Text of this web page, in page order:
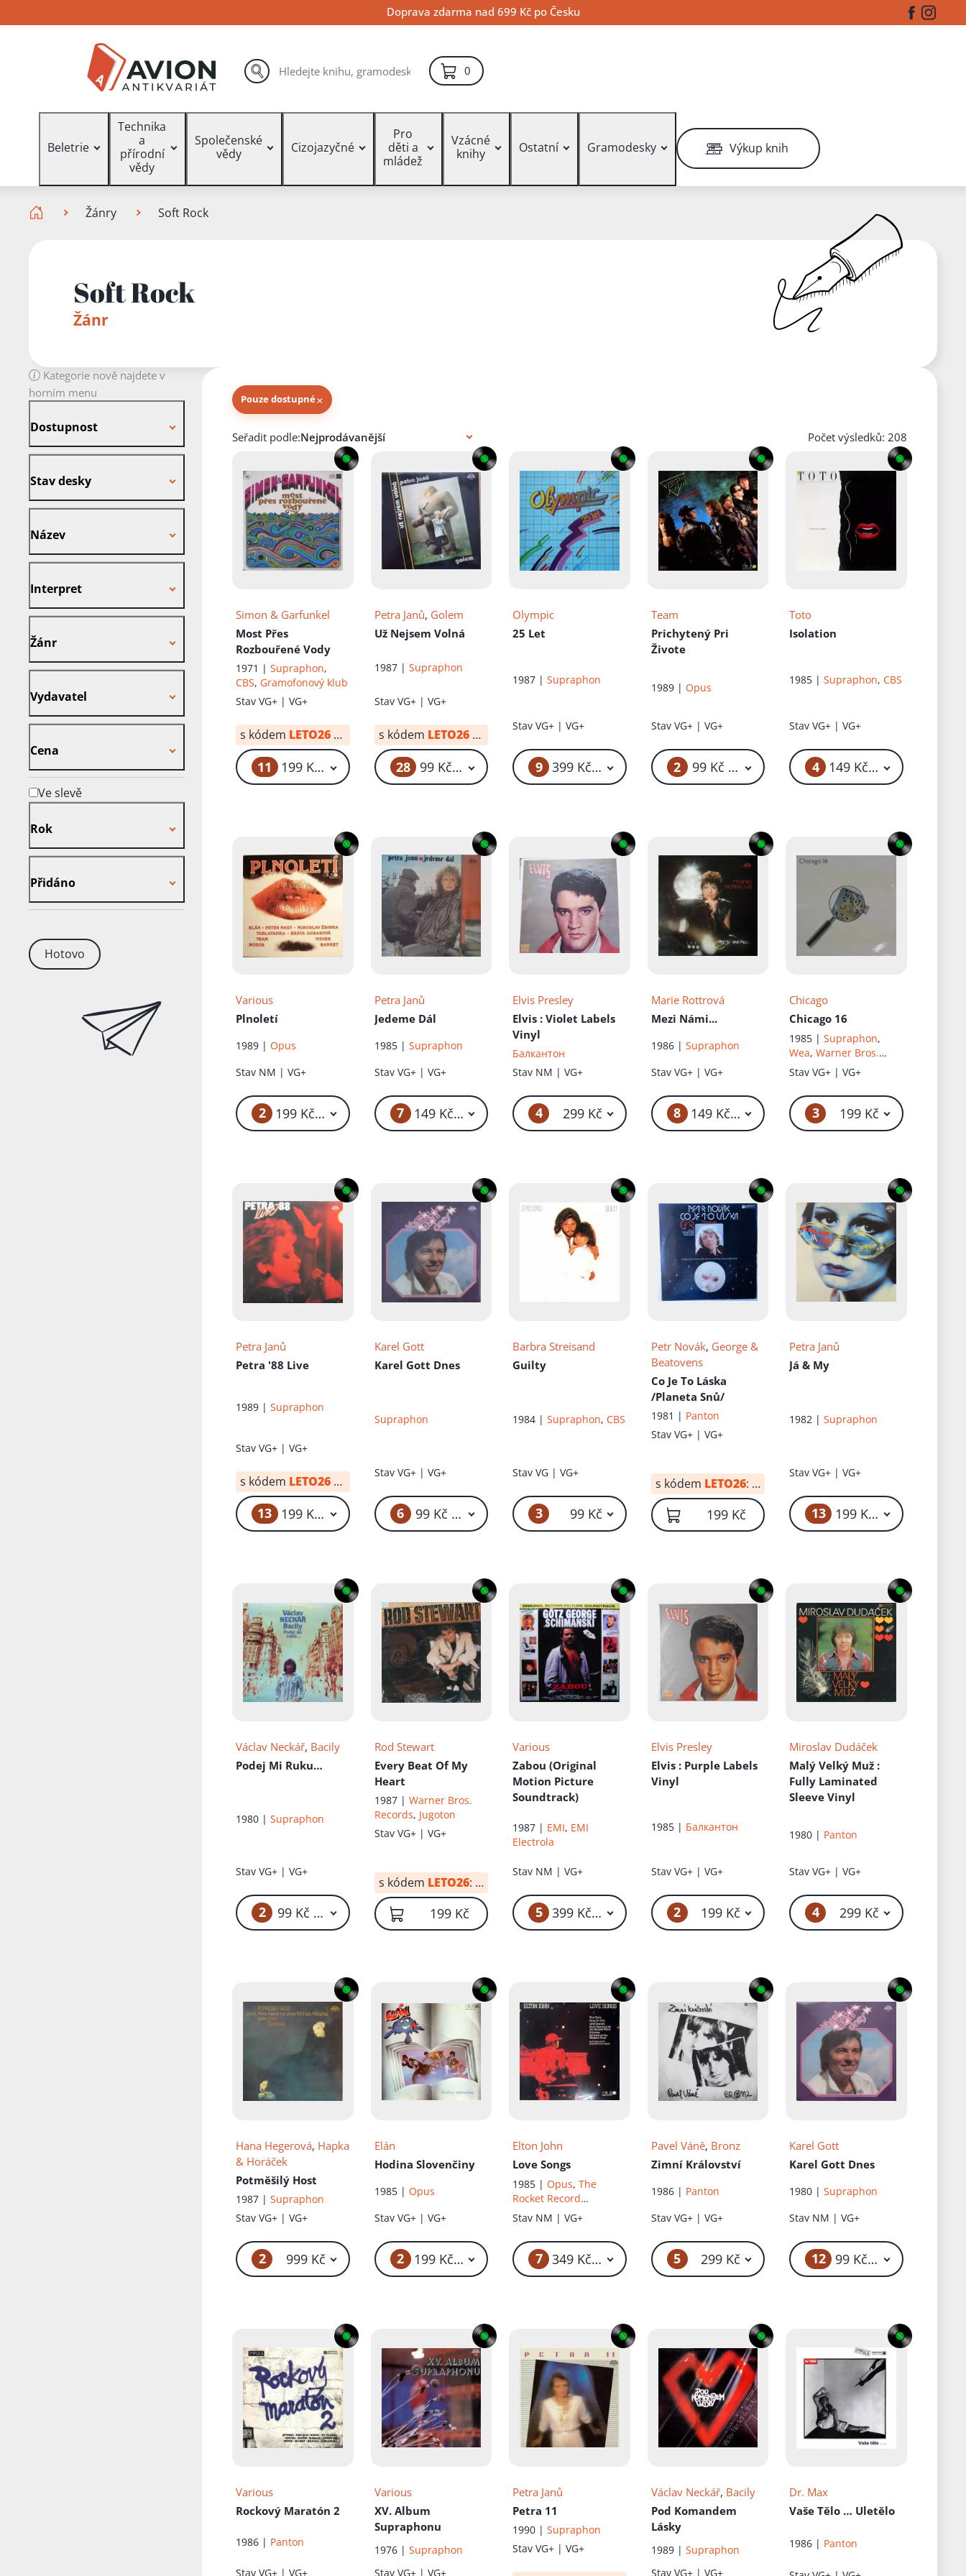
na
na
na
Doprava zdarma nad 699 Kč po Česku Facebook
Vyhledávání hledat
0položek – košík
Beletrie
Technika
a
přírodní
vědy
Společenské
vědy
Cizojazyčné
Pro
děti a
mládež
Vzácné
knihy
Ostatní Gramodesky Výkup knih
Žánry Soft Rock
Soft Rock
Žánr
Kategorie nově najdete v
horním menu
Dostupnost
Stav desky
Název
Interpret
Žánr
Vydavatel
Cena
Ve slevě
Rok
Přidáno
Hotovo
Pouze dostupné×
Knihy autora
Seřadit podle: Počet výsledků: 208
Simon & Garfunkel
Most Přes
Rozbouřené Vody
1971 |Supraphon,
CBS, Gramofonový klub
StavVG+ | VG+
s kódem LETO26 od: 149 Kč
11 199 Kč – 499 Kč
Petra Janů, Golem
Už Nejsem Volná
1987 | Supraphon
Stav VG+ | VG+
s kódem LETO26 od: 99 Kč
28 99 Kč – 399 Kč
Olympic
25 Let
1987 |Supraphon
StavVG+ | VG+
9 399 Kč – 599 Kč
Team
Prichytený Pri
Živote
1989 | Opus
Stav VG+ | VG+
2 99 Kč – 299 Kč
Toto
Isolation
1985 |Supraphon,CBS
StavVG+ | VG+
4 149 Kč – 199 Kč
Various
Plnoletí
1989 |Opus
Stav NM | VG+
2 199 Kč – 319 Kč
Petra Janů
Jedeme Dál
1985 | Supraphon
Stav VG+ | VG+
7 149 Kč – 999 Kč
Elvis Presley
Elvis : Violet Labels
Vinyl
Балкантон
Stav NM | VG+
4 299 Kč
Marie Rottrová
Mezi Námi...
1986 | Supraphon
Stav VG+ | VG+
8 149 Kč – 199 Kč
Chicago
Chicago 16
1985 |Supraphon,
Wea,Warner Bros.
Records
StavVG+ | VG+
3 199 Kč
Petra Janů
Petra '88 Live
1989 |Supraphon
StavVG+ | VG+
s kódem LETO26 od: 149 Kč
13 199 Kč – 299 Kč
Karel Gott
Karel Gott Dnes
Supraphon
Stav VG+ | VG+
6 99 Kč – 199 Kč
Barbra Streisand
Guilty
1984 |Supraphon,CBS
StavVG | VG+
3 99 Kč
Petr Novák, George &
Beatovens
Co Je To Láska
/Planeta Snů/
1981 | Panton
Stav VG+ | VG+
s kódem LETO26: 119 Kč
199 Kč
Petra Janů
Já & My
1982 |Supraphon
StavVG+ | VG+
13 199 Kč – 999 Kč
Václav Neckář, Bacily
Podej Mi Ruku…
1980 |Supraphon
StavVG+ | VG+
2 99 Kč – 149 Kč
Rod Stewart
Every Beat Of My
Heart
1987 | Warner Bros.
Records, Jugoton
Stav VG+ | VG+
s kódem LETO26: 139 Kč
199 Kč
Various
Zabou (Original
Motion Picture
Soundtrack)
1987 | EMI, EMI
Electrola
Stav NM | VG+
5 399 Kč – 499 Kč
Elvis Presley
Elvis : Purple Labels
Vinyl
1985 | Балкантон
Stav VG+ | VG+
2 199 Kč
Miroslav Dudáček
Malý Velký Muž :
Fully Laminated
Sleeve Vinyl
1980 | Panton
StavVG+ | VG+
4 299 Kč
Hana Hegerová, Hapka
& Horáček
Potměšilý Host
1987 |Supraphon
StavVG+ | VG+
2 999 Kč
Elán
Hodina Slovenčiny
1985 | Opus
Stav VG+ | VG+
2 199 Kč – 399 Kč
Elton John
Love Songs
1985 |Opus,The
Rocket Record
Company
Stav NM | VG+
7 349 Kč – 499 Kč
Pavel Váně, Bronz
Zimní Království
1986 | Panton
Stav VG+ | VG+
5 299 Kč
Karel Gott
Karel Gott Dnes
1980 |Supraphon
Stav NM | VG+
12 99 Kč – 299 Kč
Various
Rockový Maratón 2
1986 | Panton
StavVG+ | VG+
Various
XV. Album
Supraphonu
1976 | Supraphon
Stav VG+ | VG+
Petra Janů
Petra 11
1990 |Supraphon
StavVG+ | VG+
Václav Neckář, Bacily
Pod Komandem
Lásky
1989 | Supraphon
Stav VG+ | VG+
Dr. Max
Vaše Tělo … Uletělo
1986 | Panton
Přidáno do košíku!